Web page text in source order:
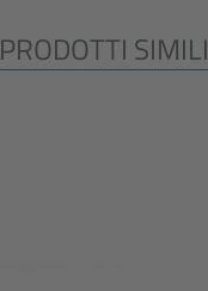
dei prodotti
PRODOTTI SIMILI